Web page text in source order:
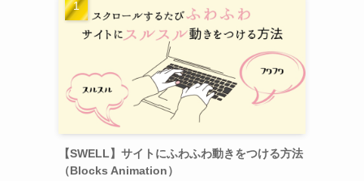
【SWELL】サイトにふわふわ動きをつける方法
（Blocks Animation）